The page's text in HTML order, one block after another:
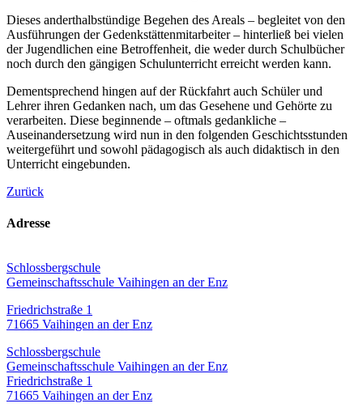
Dieses anderthalbstündige Begehen des Areals – begleitet von den
Ausführungen der Gedenkstättenmitarbeiter – hinterließ bei vielen
der Jugendlichen eine Betroffenheit, die weder durch Schulbücher
noch durch den gängigen Schulunterricht erreicht werden kann.
Dementsprechend hingen auf der Rückfahrt auch Schüler und
Lehrer ihren Gedanken nach, um das Gesehene und Gehörte zu
verarbeiten. Diese beginnende – oftmals gedankliche –
Auseinandersetzung wird nun in den folgenden Geschichtsstunden
weitergeführt und sowohl pädagogisch als auch didaktisch in den
Unterricht eingebunden.
Zurück
Adresse
Schlossbergschule
Gemeinschaftsschule Vaihingen an der Enz
Friedrichstraße 1
71665 Vaihingen an der Enz
Schlossbergschule
Gemeinschaftsschule Vaihingen an der Enz
Friedrichstraße 1
71665 Vaihingen an der Enz